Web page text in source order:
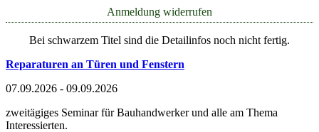
Anmeldung widerrufen
Bei schwarzem Titel sind die Detailinfos noch nicht fertig.
Reparaturen an Türen und Fenstern
07.09.2026 - 09.09.2026
zweitägiges Seminar für Bauhandwerker und alle am Thema
Interessierten.